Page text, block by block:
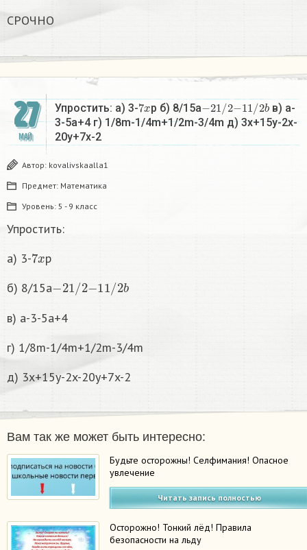
СРОЧНО
27
МАЙ
Упростить: а) 3-7xp б) 8/15a−21/2 −11/2b в) a-
3-5a+4 г) 1/8m-1/4m+1/2m-3/4m д) 3x+15y-2x-
20y+7x-2
Автор: kovalivskaalla1
Предмет: Математика
Уровень: 5 - 9 класс
Упростить:
а) 3-7 p
б) 8/15a
21/ 2 11/ 2b
в) a-3-5a+4
г) 1/8m-1/4m+1/2m-3/4m
д) 3x+15y-2x-20y+7x-2
Вам так же может быть интересно:
Будьте осторожны! Селфимания! Опасное
увлечение
Читать запись полностью
Осторожно! Тонкий лёд! Правила
безопасности на льду